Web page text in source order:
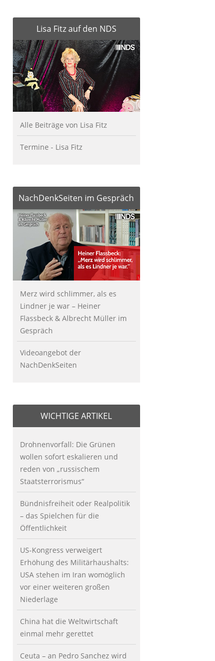
Lisa Fitz auf den NDS
Alle Beiträge von Lisa Fitz
Termine - Lisa Fitz
NachDenkSeiten im Gespräch
Merz wird schlimmer, als es
Lindner je war – Heiner
Flassbeck & Albrecht Müller im
Gespräch
Videoangebot der
NachDenkSeiten
WICHTIGE ARTIKEL
Drohnenvorfall: Die Grünen
wollen sofort eskalieren und
reden von „russischem
Staatsterrorismus“
Bündnisfreiheit oder Realpolitik
– das Spielchen für die
Öffentlichkeit
US-Kongress verweigert
Erhöhung des Militärhaushalts:
USA stehen im Iran womöglich
vor einer weiteren großen
Niederlage
China hat die Weltwirtschaft
einmal mehr gerettet
Ceuta – an Pedro Sanchez wird